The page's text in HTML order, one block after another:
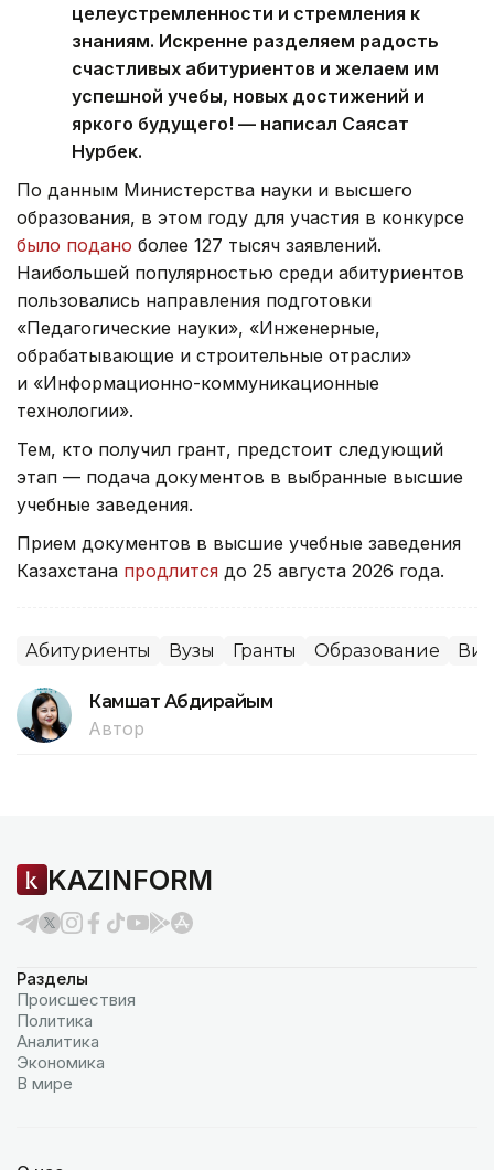
целеустремленности и стремления к
знаниям. Искренне разделяем радость
счастливых абитуриентов и желаем им
успешной учебы, новых достижений и
яркого будущего! — написал Саясат
Нурбек.
По данным Министерства науки и высшего
образования, в этом году для участия в конкурсе
было подано более 127 тысяч заявлений.
Наибольшей популярностью среди абитуриентов
пользовались направления подготовки
«Педагогические науки», «Инженерные,
обрабатывающие и строительные отрасли»
и «Информационно-коммуникационные
технологии».
Тем, кто получил грант, предстоит следующий
этап — подача документов в выбранные высшие
учебные заведения.
Прием документов в высшие учебные заведения
Казахстана продлится до 25 августа 2026 года.
Абитуриенты Вузы Гранты Образование
Камшат Абдирайым
Автор
KAZINFORM
Разделы
Происшествия
Политика
Аналитика
Экономика
В мире